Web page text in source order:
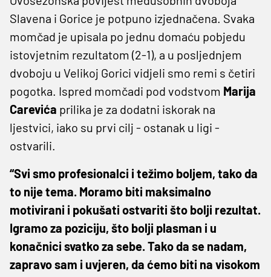
Slavena i Gorice je potpuno izjednačena. Svaka
momčad je upisala po jednu domaću pobjedu
istovjetnim rezultatom (2-1), a u posljednjem
dvoboju u Velikoj Gorici vidjeli smo remi s četiri
pogotka. Ispred momčadi pod vodstvom Marija
Carevića prilika je za dodatni iskorak na
ljestvici, iako su prvi cilj - ostanak u ligi -
ostvarili.
“Svi smo profesionalci i težimo boljem, tako da
to nije tema. Moramo biti maksimalno
motivirani i pokušati ostvariti što bolji rezultat.
Igramo za poziciju, što bolji plasman i u
konačnici svatko za sebe. Tako da se nadam,
zapravo sam i uvjeren, da ćemo biti na visokom